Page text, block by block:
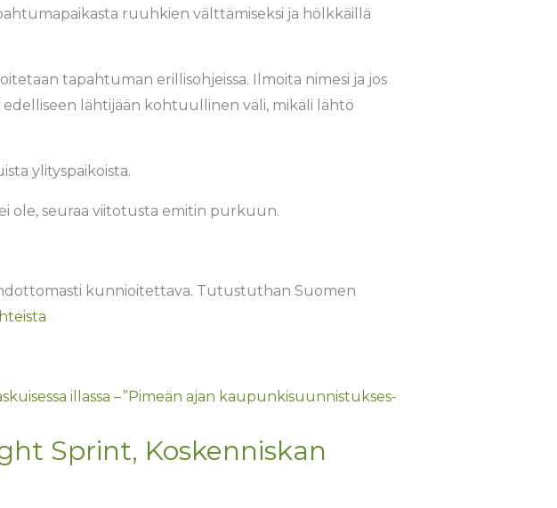
ruuhkien välttämiseksi ja hölkkäillä
tapahtuman erillisohjeissa. Ilmoita nimesi ja jos
lähtijään kohtuullinen väli, mikäli lähtö
ylityspaikoista.
ole, seuraa viitotusta emitin purkuun.
kunnioitettava. Tutustuthan Suomen
illassa – ”Pimeän ajan kau­pun­ki­suun­nis­tuk­ses­
Sprint, Koskenniskan